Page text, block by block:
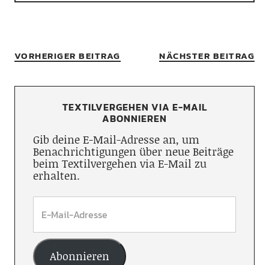
VORHERIGER BEITRAG NÄCHSTER BEITRAG
TEXTILVERGEHEN VIA E-MAIL
ABONNIEREN
Gib deine E-Mail-Adresse an, um
Benachrichtigungen über neue Beiträge
beim Textilvergehen via E-Mail zu
erhalten.
Abonnieren